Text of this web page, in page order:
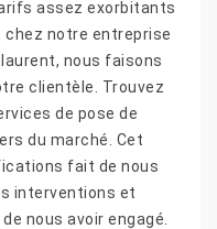
assez exorbitants
notre entreprise
nous faisons
clientèle. Trouvez
de pose de
du marché. Cet
fait de nous
interventions et
nous avoir engagé.